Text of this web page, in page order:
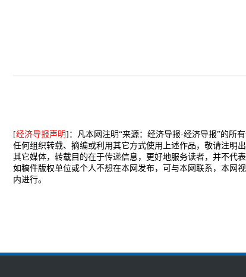
[经济导报声明]：凡本网注明“来源：经济导报·经济导报”的所
任何组织转载、摘编或利用其它方式使用上述作品，敬请注明
其它媒体，转载目的在于传递信息，更好地服务读者，并不代
如稿件版权单位或个人不想在本网发布，可与本网联系，本网
内进行。